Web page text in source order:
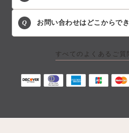
Q お問い合わせはどこからで
すべてのよくあるご質